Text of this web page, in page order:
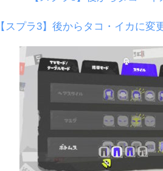
【スプラ3】後からタコ・イカに変